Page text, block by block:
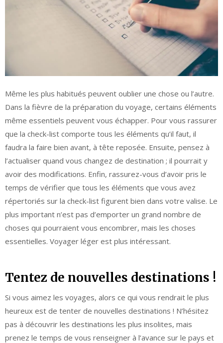
Même les plus habitués peuvent oublier une chose ou l’autre.
Dans la fièvre de la préparation du voyage, certains éléments
même essentiels peuvent vous échapper. Pour vous rassurer
que la check-list comporte tous les éléments qu’il faut, il
faudra la faire bien avant, à tête reposée. Ensuite, pensez à
l’actualiser quand vous changez de destination ; il pourrait y
avoir des modifications. Enfin, rassurez-vous d’avoir pris le
temps de vérifier que tous les éléments que vous avez
répertoriés sur la check-list figurent bien dans votre valise. Le
plus important n’est pas d’emporter un grand nombre de
choses qui pourraient vous encombrer, mais les choses
essentielles. Voyager léger est plus intéressant.
Tentez de nouvelles destinations !
Si vous aimez les voyages, alors ce qui vous rendrait le plus
heureux est de tenter de nouvelles destinations ! N’hésitez
pas à découvrir les destinations les plus insolites, mais
prenez le temps de vous renseigner à l’avance sur le pays et